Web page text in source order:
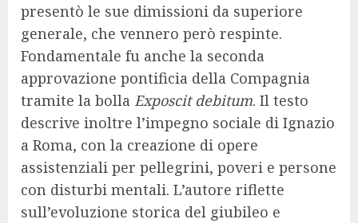
presentò le sue dimissioni da superiore
generale, che vennero però respinte.
Fondamentale fu anche la seconda
approvazione pontificia della Compagnia
tramite la bolla Exposcit debitum. Il testo
descrive inoltre l’impegno sociale di Ignazio
a Roma, con la creazione di opere
assistenziali per pellegrini, poveri e persone
con disturbi mentali. L’autore riflette
sull’evoluzione storica del giubileo e